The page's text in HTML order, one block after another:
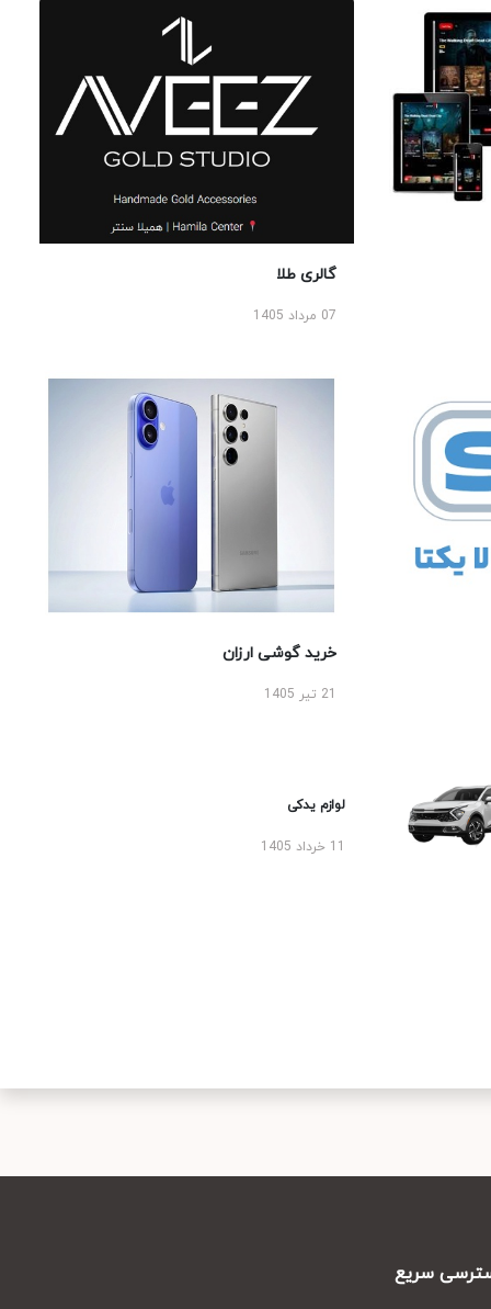
گالری طلا
07 مرداد 1405
خرید گوشی ارزان
لوازم یدکی
سریع